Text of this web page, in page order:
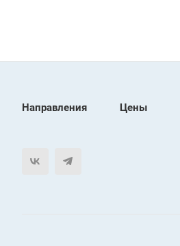
Направления Цены